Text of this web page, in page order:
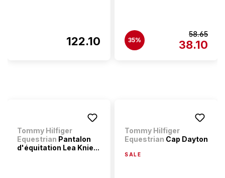
122.10 35%
58.65
38.10
Tommy Hilfiger
Equestrian Pantalon
d'équitation Lea Knie...
Tommy Hilfiger
Equestrian Cap Dayton
SALE